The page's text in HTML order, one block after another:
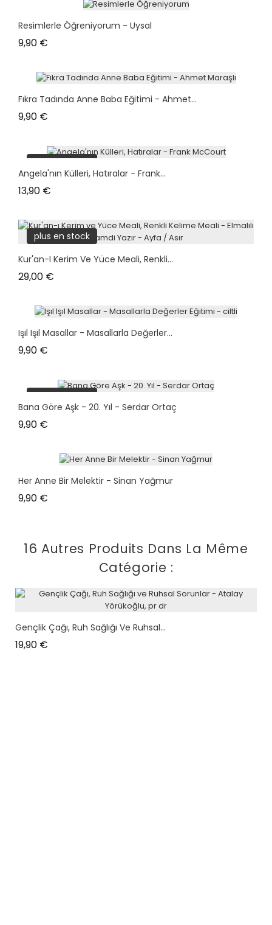
Resimlerle Öğreniyorum - Uysal
9,90 €
Fıkra Tadında Anne Baba Eğitimi - Ahmet...
9,90 €
plus en stock
Angela'nın Külleri, Hatıralar - Frank...
13,90 €
plus en stock
Kur'an-I Kerim Ve Yüce Meali, Renkli...
29,00 €
Işıl Işıl Masallar - Masallarla Değerler...
9,90 €
plus en stock
Bana Göre Aşk - 20. Yıl - Serdar Ortaç
9,90 €
Her Anne Bir Melektir - Sinan Yağmur
9,90 €
16 Autres Produits Dans La Même
Catégorie :
Gençlik Çağı, Ruh Sağlığı Ve Ruhsal...
19,90 €